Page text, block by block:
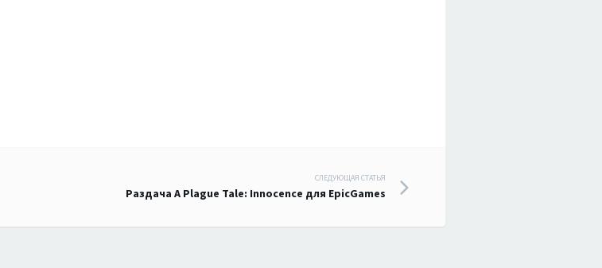
СЛЕДУЮЩАЯ СТАТЬЯ
Раздача A Plague Tale: Innocence для EpicGames